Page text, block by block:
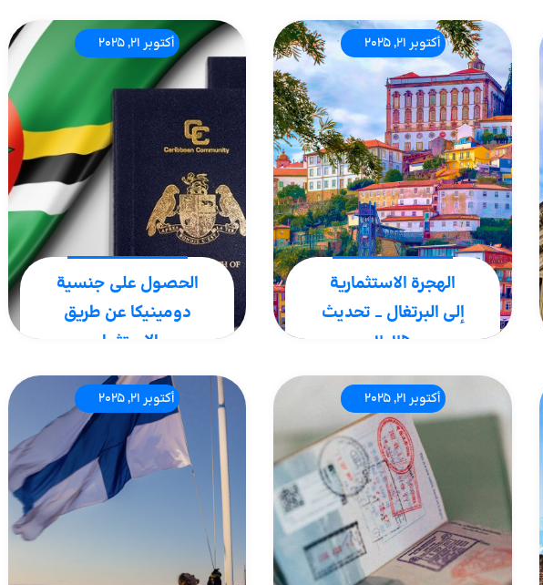
يمكنك أن الهجرة للعمل إلى
البرتغال والإقامة لمدة تصل
إلى خمس سنوات للحصول
على الإقامة الدائمة لهذا البلد.
بالإضافة إلى ذلك، يمكن
لعائلتك أيضًا القدوم معك
كرفقاء..
للشروط والمزايا
التأشيرة الذهبية لدبي أو ما
يُعرف بالتأشيرة الذهبية،
تقدم فرصة فريدة للإقامة
سنوات دون الحاجة إلى
التجديد المتكرر. التأشيرة
الذهبية لدبي..
أكتوبر 21, 2025
الهجرة الاستثمارية
إلى البرتغال _ تحديث
۲۰۲۵
إذا كنت مهتمًا بالحصول على
الإقامة في البرتغال، الهجرة
الاستثمارية إلى البرتغال عبر
فيزا البرتغال الذهبية يمكن
أن تكون مناسبة لك. الفيزا
الذهبية للبرتغال تعد واحدة
أكتوبر 21, 2025
الحصول على جنسية
دومينيكا عن طريق
الاستثمار
الجنسية الدومينيكية عن
طريق الاستثمار، أسرع طريقة
للحصول على جنسية هذا
البلد. يمكنك بدون متطلبات
مثل الإقامة الدائمة في
دومينيكا، فقط بالاستثمار
بحد أدنى 200000 ألف دولار..
أكتوبر 21, 2025 أكتوبر 21, 2025